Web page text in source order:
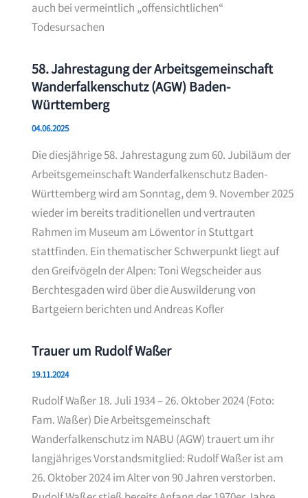
auch bei vermeintlich „offensichtlichen“
Todesursachen
58. Jahrestagung der Arbeitsgemeinschaft
Wanderfalkenschutz (AGW) Baden-
Württemberg
04.06.2025
Die diesjährige 58. Jahrestagung zum 60. Jubiläum der
Arbeitsgemeinschaft Wanderfalkenschutz Baden-
Württemberg wird am Sonntag, dem 9. November 2025
wieder im bereits traditionellen und vertrauten
Rahmen im Museum am Löwentor in Stuttgart
stattfinden. Ein thematischer Schwerpunkt liegt auf
den Greifvögeln der Alpen: Toni Wegscheider aus
Berchtesgaden wird über die Auswilderung von
Bartgeiern berichten und Andreas Kofler
Trauer um Rudolf Waßer
19.11.2024
Rudolf Waßer 18. Juli 1934 – 26. Oktober 2024 (Foto:
Fam. Waßer) Die Arbeitsgemeinschaft
Wanderfalkenschutz im NABU (AGW) trauert um ihr
langjähriges Vorstandsmitglied: Rudolf Waßer ist am
26. Oktober 2024 im Alter von 90 Jahren verstorben.